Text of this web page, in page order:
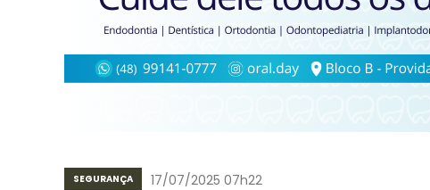
SEGURANÇA 17/07/2025 07h22